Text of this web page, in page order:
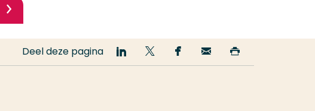
Deel deze pagina
Deel
op
Deel
op
Deel
op
Email
deze deze